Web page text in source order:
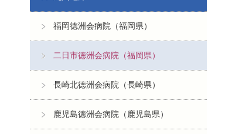
福岡徳洲会病院（福岡県）
二日市徳洲会病院（福岡県）
長崎北徳洲会病院（長崎県）
鹿児島徳洲会病院（鹿児島県）